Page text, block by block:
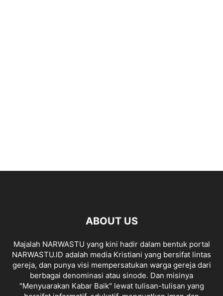
ABOUT US
Majalah NARWASTU yang kini hadir dalam bentuk portal
NARWASTU.ID adalah media Kristiani yang bersifat lintas
gereja, dan punya visi mempersatukan warga gereja dari
berbagai denominasi atau sinode. Dan misinya
"Menyuarakan Kabar Baik" lewat tulisan-tulisan yang